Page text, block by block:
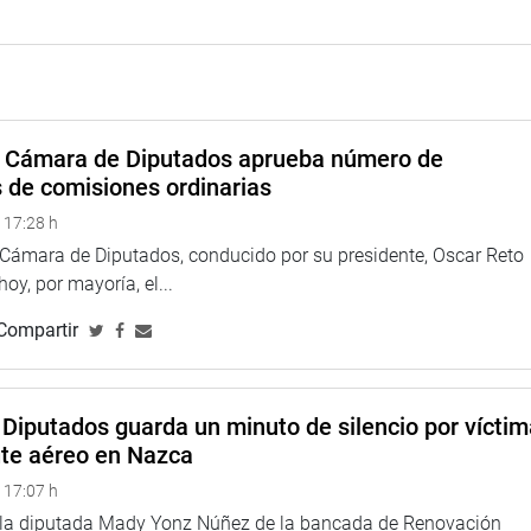
presentó un proyecto de ley que propone declarar de
de la emergencia alimentaria en nuestro país.
dispone que el Estado priorice la asignación de recursos,
ollas comunes, la agricultura familiar y otras iniciativas
de la población en situación de inseguridad
Nacional de Respuesta frente a la Emergencia Alimentaria
rápida y oportuna con enfoque de derechos humanos y
de Diputados aprueba número de
comisiones ordinarias
h
de Diputados, conducido por su presidente, Oscar Reto
por mayoría, el...
guarda un minuto de silencio por
aéreo en Nazca
h
diputada Mady Yonz Núñez de la bancada de Renovación